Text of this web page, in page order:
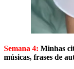
Semana 4: Minhas
músicas, frases de